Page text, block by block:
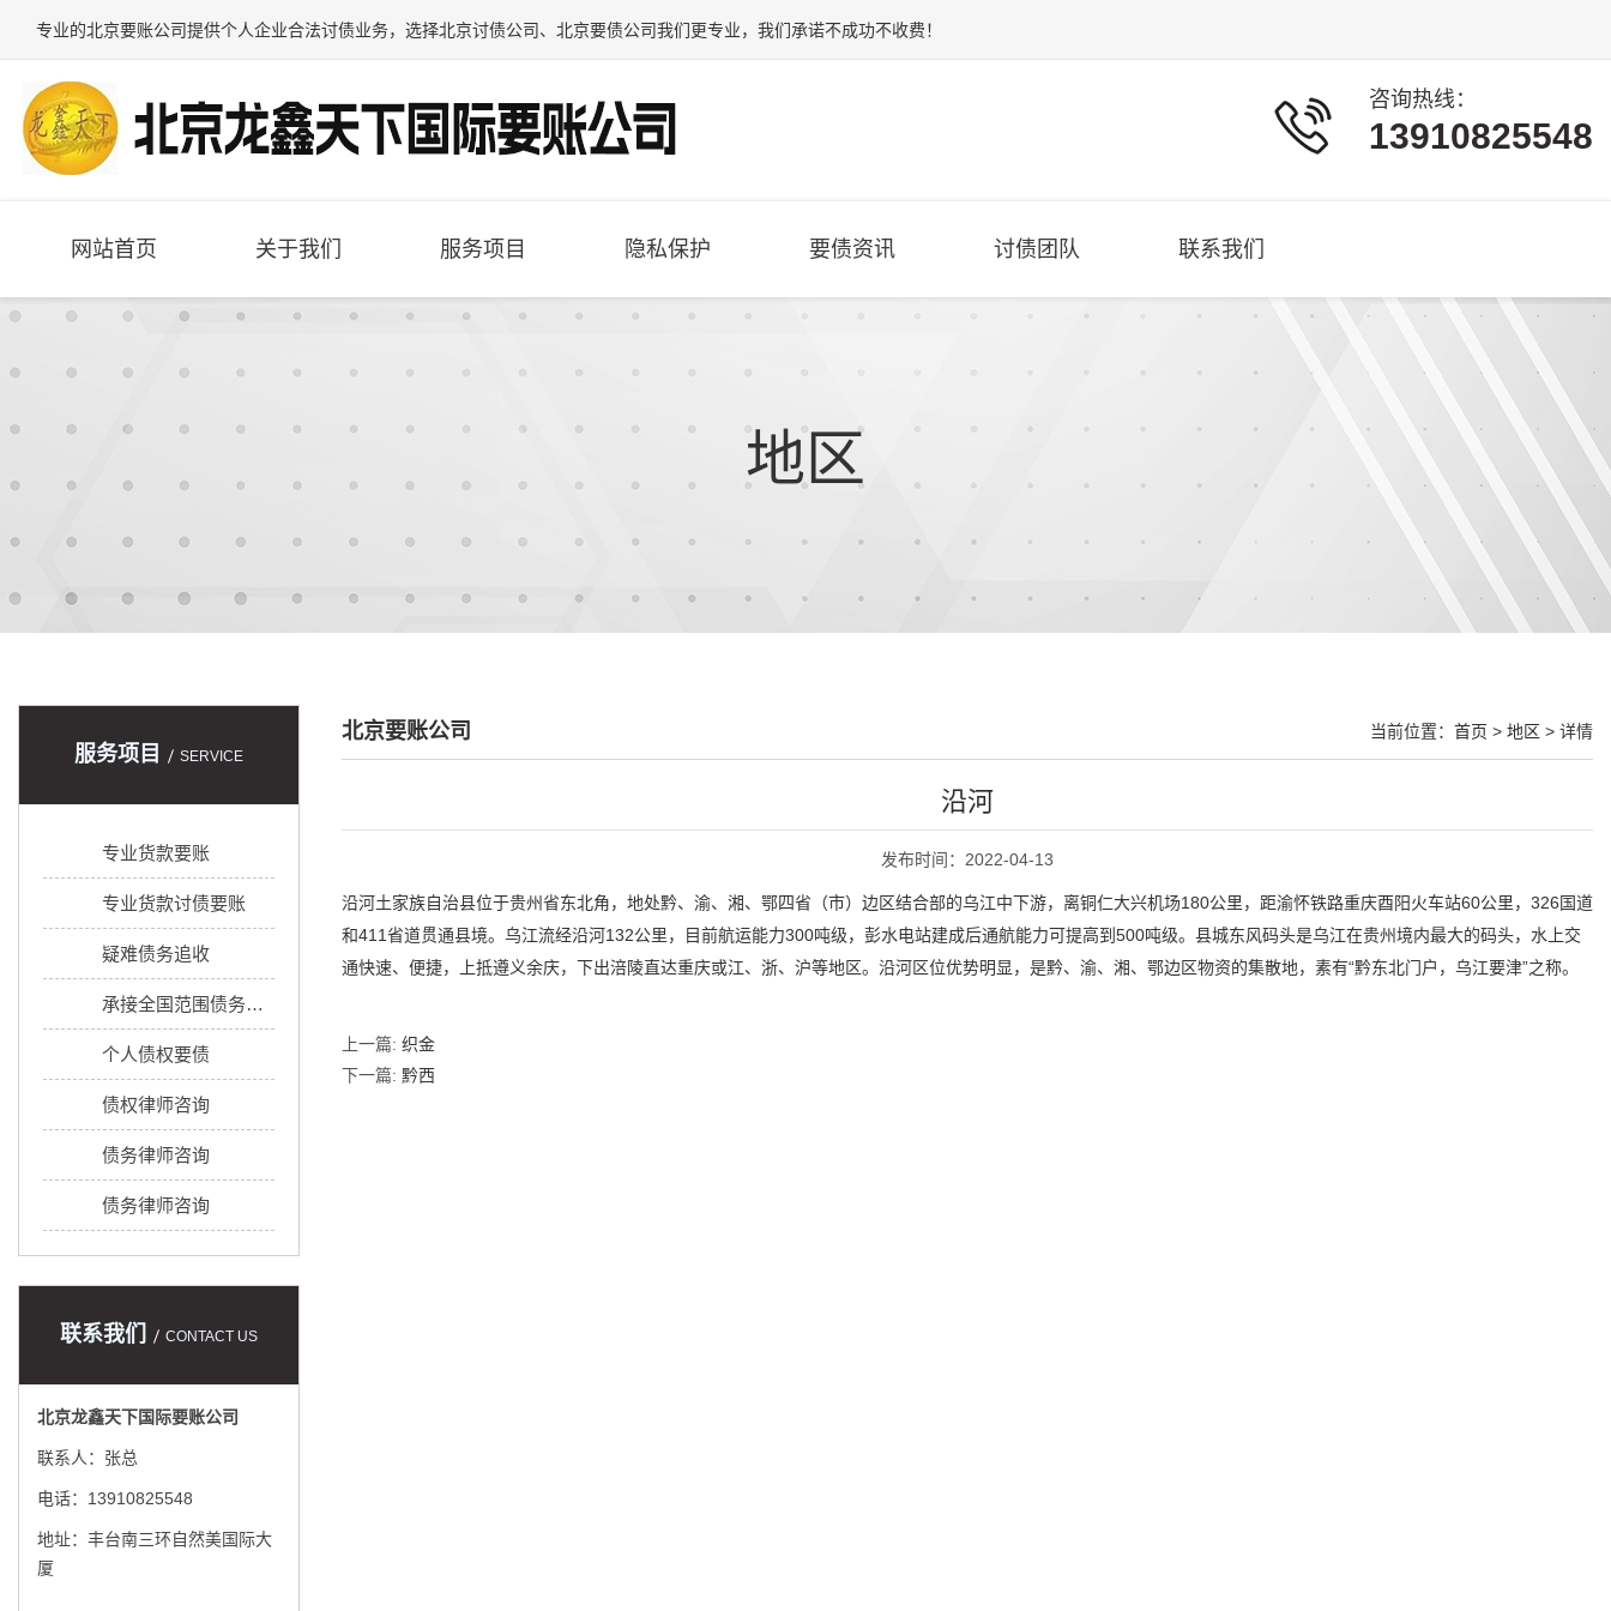
专业的北京要账公司提供个人企业合法讨债业务，选择北京讨债公司、 北京要债公司我们更专业，我们承诺不成功不收费！
咨询热线：
13910825548
网站首页 关于我们 服务项目 隐私保护 要债资讯 讨债团队 联系我们
地区
服务项目 SERVICE
专业货款要账
专业货款讨债要账
疑难债务追收
承接全国范围债务追收
个人债权要债
债权律师咨询
债务律师咨询
债务律师咨询
联系我们 CONTACT US
北京龙鑫天下国际要账公司
联系人：张总
电话：13910825548
地址：丰台南三环自然美国际大
厦
北京要账公司 当前位置： 首页 > 地区 > 详情
沿河
发布时间：2022-04-13
沿河土家族自治县位于贵州省东北角，地处黔、渝、湘、鄂四省（市）边区结合部的乌江中下游，离铜仁大兴机场180公里，距渝怀铁路重庆酉阳火车站60公里，326国道
和411省道贯通县境。乌江流经沿河132公里，目前航运能力300吨级，彭水电站建成后通航能力可提高到500吨级。县城东风码头是乌江在贵州境内最大的码头，水上交
通快速、便捷，上抵遵义余庆，下出涪陵直达重庆或江、浙、沪等地区。沿河区位优势明显，是黔、渝、湘、鄂边区物资的集散地，素有“黔东北门户，乌江要津”之称。
上一篇: 织金
下一篇: 黔西